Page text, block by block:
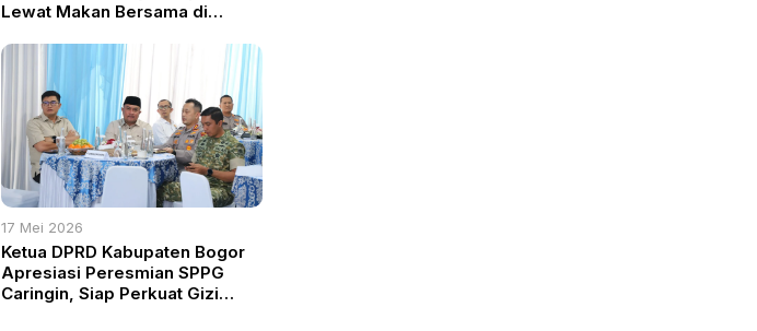
Lewat Makan Bersama di
17 Mei 2026
Ketua DPRD Kabupaten Bogor
Apresiasi Peresmian SPPG
Caringin, Siap Perkuat Gizi